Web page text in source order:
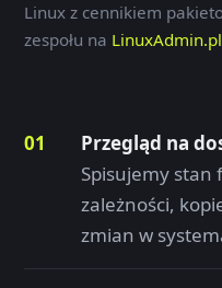
Linux z cennikiem
zespołu na LinuxAdmin.pl
Przegląd na
Spisujemy stan
zależności,
zmian w